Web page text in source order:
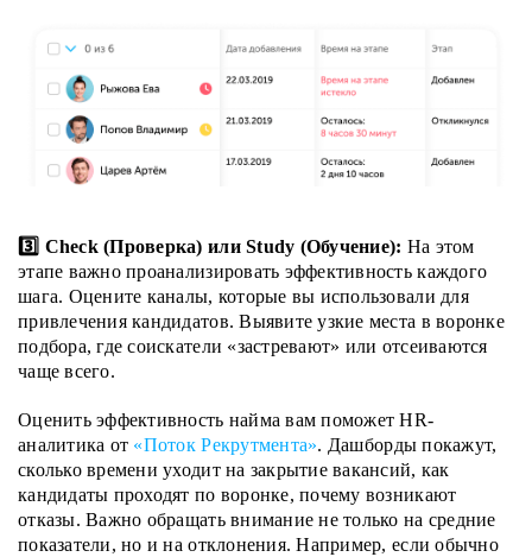
3️⃣ Check (Проверка) или Study (Обучение): На этом
этапе важно проанализировать эффективность каждого
шага. Оцените каналы, которые вы использовали для
привлечения кандидатов. Выявите узкие места в воронке
подбора, где соискатели «застревают» или отсеиваются
чаще всего.
Оценить эффективность найма вам поможет HR-
аналитика от «Поток Рекрутмента». Дашборды покажут,
сколько времени уходит на закрытие вакансий, как
кандидаты проходят по воронке, почему возникают
отказы. Важно обращать внимание не только на средние
показатели, но и на отклонения. Например, если обычно